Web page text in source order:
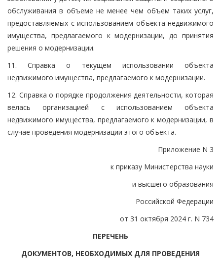
обслуживания в объеме не менее чем объем таких услуг,
предоставляемых с использованием объекта недвижимого
имущества, предлагаемого к модернизации, до принятия
решения о модернизации.
11. Справка о текущем использовании объекта
недвижимого имущества, предлагаемого к модернизации.
12. Справка о порядке продолжения деятельности, которая
велась организацией с использованием объекта
недвижимого имущества, предлагаемого к модернизации, в
случае проведения модернизации этого объекта.
Приложение N 3
к приказу Министерства науки
и высшего образования
Российской Федерации
от 31 октября 2024 г. N 734
ПЕРЕЧЕНЬ
ДОКУМЕНТОВ, НЕОБХОДИМЫХ ДЛЯ ПРОВЕДЕНИЯ